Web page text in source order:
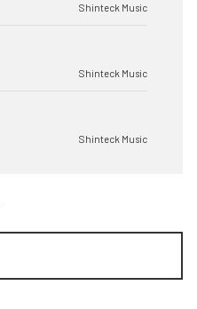
Shinteck Music
Shinteck Music
Shinteck Music